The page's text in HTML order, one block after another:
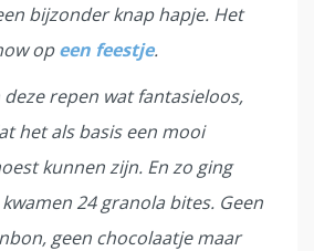
bijzonder knap hapje. Het
opeen feestje.
deze repen wat fantasieloos,
het als basis een mooi
kunnen zijn. En zo ging
24 granola bites. Geen
geen chocolaatje maar